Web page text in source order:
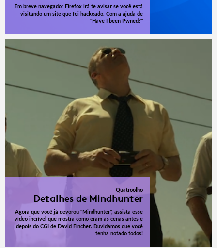
Em breve navegador Firefox irá te avisar se você está
visitando um site que foi hackeado. Com a ajuda de
"Have I been Pwned?"
Quatroolho
Detalhes de Mindhunter
Agora que você já devorou "Mindhunter", assista esse
vídeo incrível que mostra como eram as cenas antes e
depois do CGI de David Fincher. Duvidamos que você
tenha notado todos!